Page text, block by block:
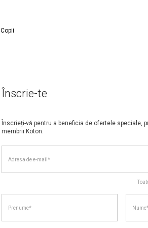
Copii
Înscrie-te
Înscrieți-vă pentru a beneficia de ofertele speciale,
membrii Koton.
Adresa de e-mail*
Prenume*
Terms of Use
Privacy Policy